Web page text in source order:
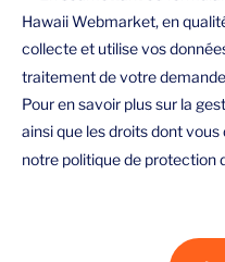
Hawaii Webmarket, en
collecte et utilise vos
traitement de votre
Pour en savoir plus sur la
ainsi que les droits dont
notre politique de protection